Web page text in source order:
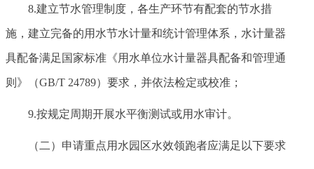
8.建立节水管理制度，各生产环节有配套的节水措
施，建立完备的用水节水计量和统计管理体系，水计量器
具配备满足国家标准《用水单位水计量器具配备和管理通
则》（GB/T 24789）要求，并依法检定或校准；
9.按规定周期开展水平衡测试或用水审计。
（二）申请重点用水园区水效领跑者应满足以下要求